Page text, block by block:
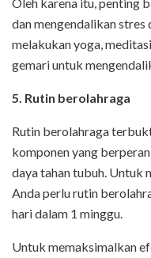
dan mengendalikan stres
melakukan yoga,
gemari untuk
5. Rutin berolahraga
Rutin berolahraga
komponen yang
daya tahan tubuh. Untuk
Anda perlu rutin
hari dalam 1 minggu.
Untuk memaksimalkan